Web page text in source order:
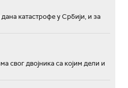
катастрофе у Србији, и за
свог двојника са којим дели и